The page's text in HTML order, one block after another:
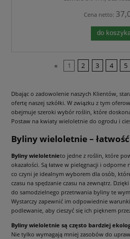
Cena netto:
do
« 1 2 3 4 5
Dbając o zadowolenie naszych Klientów,
ofertę naszej szkółki. W związku z tym
obejmuje szeroki wybór roślin, które
Postaw na kwiaty wieloletnie do ogrodu i
Byliny wieloletnie –
Byliny wieloletnieto jedne z roślin, które
okazałości. Są łatwe w pielęgnacji i
co czyni je idealnym wyborem dla osób,
czasu na spędzanie czasu na zewnątrz.
do samodzielnego przetrwania byliny te
Wystarczy zapewnić im odpowiednie
podlewanie, aby cieszyć się ich pięknem
Byliny wieloletnie są często bardziej
Nie tylko wymagają mniej zasobów do